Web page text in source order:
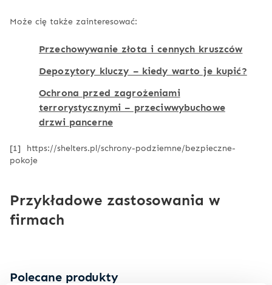
Może cię także zainteresować:
Przechowywanie złota i cennych kruszców
Depozytory kluczy – kiedy warto je kupić?
Ochrona przed zagrożeniami
terrorystycznymi – przeciwwybuchowe
drzwi pancerne
[1] https://shelters.pl/schrony-podziemne/bezpieczne-
pokoje
Przykładowe zastosowania w
firmach
Polecane produkty